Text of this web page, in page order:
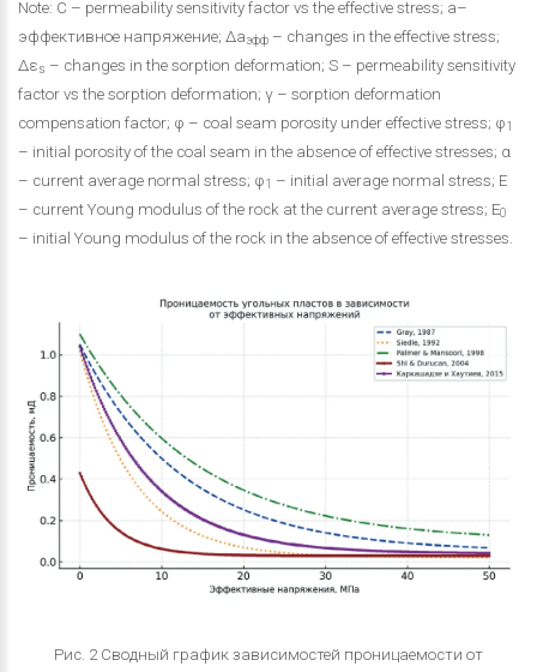
Note: C – permeability sensitivity factor vs the effective stress; a–
эффективное напряжение; Δaэфф – changes in the effective stress;
Δεs – changes in the sorption deformation; S – permeability sensitivity
factor vs the sorption deformation; γ – sorption deformation
compensation factor; φ – coal seam porosity under effective stress; φ1
– initial porosity of the coal seam in the absence of effective stresses; α
– current average normal stress; φ1
– initial average normal stress; E
– current Young modulus of the rock at the current average stress; E0
– initial Young modulus of the rock in the absence of effective stresses.
Рис. 2 Сводный график зависимостей проницаемости от